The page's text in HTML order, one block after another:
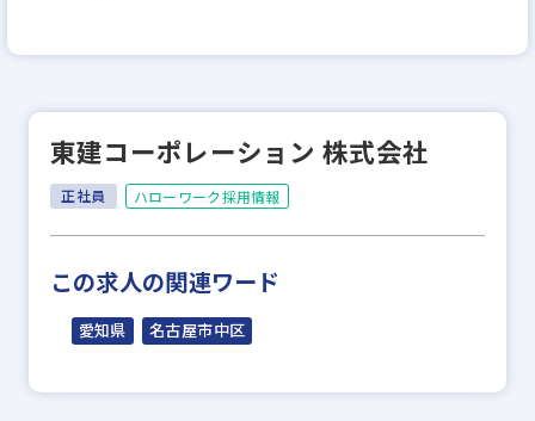
東建コーポレーション 株式会社
正社員 ハローワーク採用情報
この求人の関連ワード
愛知県 名古屋市中区